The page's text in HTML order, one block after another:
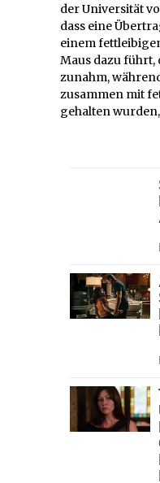
der Universität
dass eine
einem
Maus dazu führt,
zunahm,
zusammen mit
gehalten